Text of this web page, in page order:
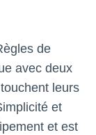
de
avec deux
leurs
et
et est